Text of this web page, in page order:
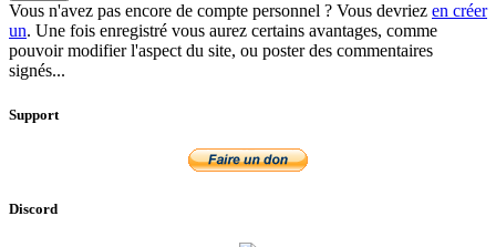
Vous n'avez pas encore de compte personnel ? Vous devriez en créer
un. Une fois enregistré vous aurez certains avantages, comme
pouvoir modifier l'aspect du site, ou poster des commentaires
signés...
Support
Discord